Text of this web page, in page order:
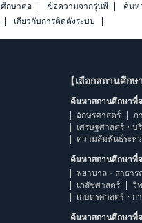
ศึกษาต่อ ข้อความจากรุ่นพี่ ค้นห
เกี่ยวกับการติดตั้งระบบ
【เลือกสถานศึกษ
ค้นหาสถานศึกษาที่
อักษรศาสตร์
ภ
เศรษฐศาสตร์・
ความสัมพันธ์ระห
ค้นหาสถานศึกษาที่
พยาบาล・สาธา
เภสัชศาสตร์
วิ
เกษตรศาสตร์・ก
ค้นหาสถานศึกษาที่